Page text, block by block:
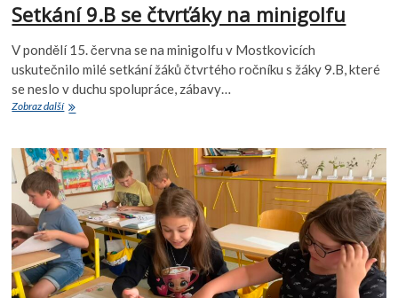
Setkání 9.B se čtvrťáky na minigolfu
V pondělí 15. června se na minigolfu v Mostkovicích
uskutečnilo milé setkání žáků čtvrtého ročníku s žáky 9.B, které
se neslo v duchu spolupráce, zábavy…
Zobraz dalšíSetkání
čtvrťáky
na
minigolfu